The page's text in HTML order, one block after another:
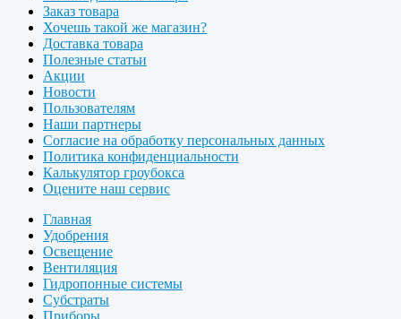
Заказ товара
Хочешь такой же магазин?
Доставка товара
Полезные статьи
Акции
Новости
Пользователям
Наши партнеры
Согласие на обработку персональных данных
Политика конфиденциальности
Калькулятор гроубокса
Оцените наш сервис
Главная
Удобрения
Освещение
Вентиляция
Гидропонные системы
Субстраты
Приборы